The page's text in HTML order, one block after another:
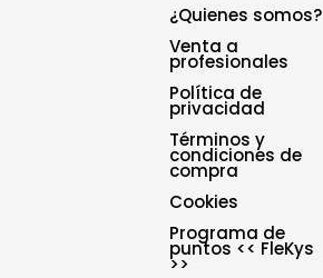
¿Quienes somos?
Venta a
profesionales
Política de
privacidad
Términos y
condiciones de
compra
Cookies
Programa de
puntos << FleKys
>>